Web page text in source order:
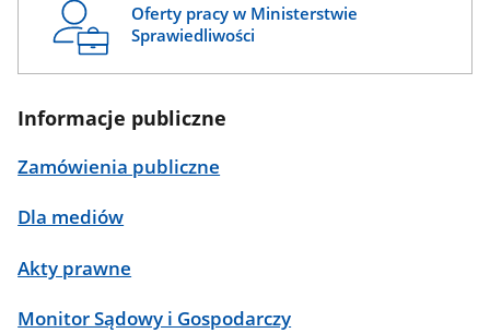
Oferty pracy w Ministerstwie
Sprawiedliwości
Informacje publiczne
Zamówienia publiczne
Dla mediów
Akty prawne
Monitor Sądowy i Gospodarczy